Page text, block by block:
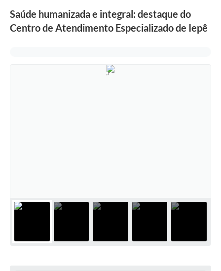
Questionário de Mapeamento Cultural
Legislação
Acessibilidade
Saúde humanizada e integral: destaque do
Centro de Atendimento Especializado de Iepê